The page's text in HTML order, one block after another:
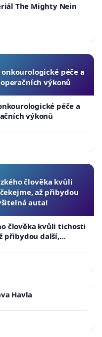
The Mighty Nein
péče a
výkonů
péče a
výkonů
člověka kvůli
až přibydou
auta!
člověka kvůli tichosti
přibydou další,
Havla